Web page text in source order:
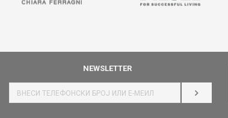
NEWSLETTER
НАЈАВИ